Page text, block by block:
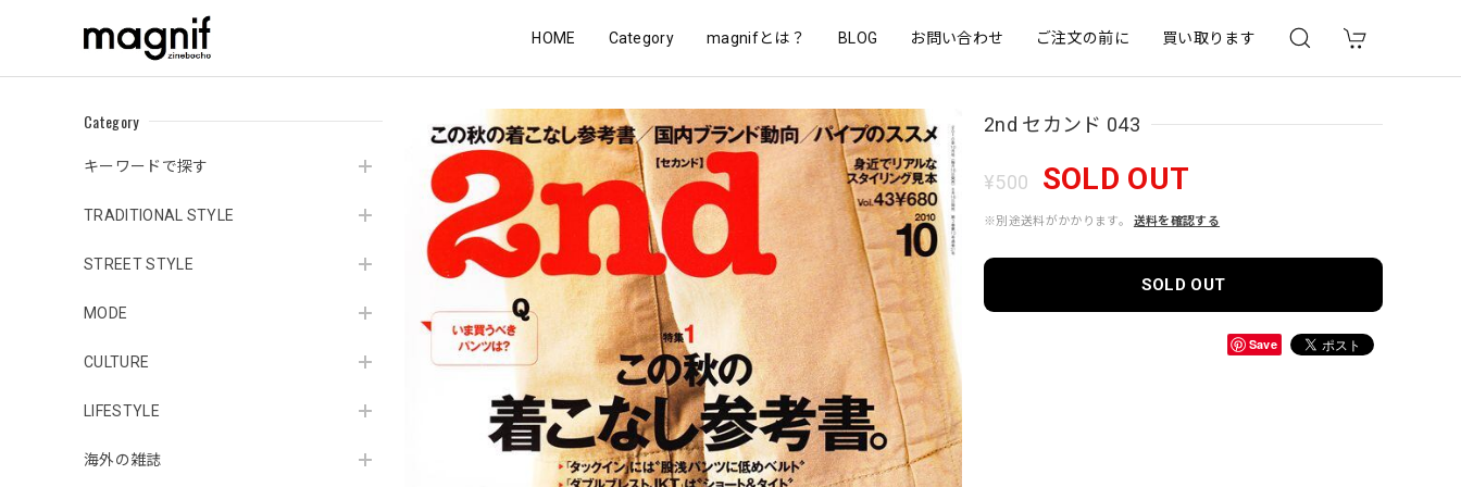
HOME Category magnifとは？ BLOG お問い合わせ ご注文の前に 買い取ります
Category
キーワードで探す
TRADITIONAL STYLE
STREET STYLE
MODE
CULTURE
LIFESTYLE
海外の雑誌
2nd セカンド 043
¥500 SOLD OUT
※別途送料がかかります。 送料を確認する
SOLD OUT
Save